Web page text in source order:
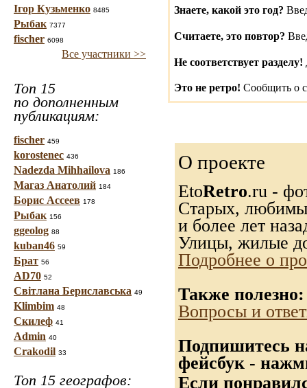
Ігор Кузьменко 8485
Рыбак 7377
fischer 6098
Все участники >>
Топ 15
по дополненным
публикациям:
fischer 459
korostenec 436
Nadezda Mihhailova 186
Магаз Анатолий 184
Борис Ассеев 178
Рыбак 156
ggeolog 88
kuban46 59
Брат 56
AD70 52
Світлана Бериславська 49
Klimbim 48
Скилеф 41
Admin 40
Crakodil 33
Топ 15 географов:
Знаете, какой это год?
Считаете, это повтор?
Не соответствует разделу!
Это не ретро! Сообщить о
О проекте
EtoRetro.ru -
Старых,
и более лет
Улицы, жилые
Подробнее о
Также полезно:
Вопросы и
Подпишитесь
фейсбук -
Если